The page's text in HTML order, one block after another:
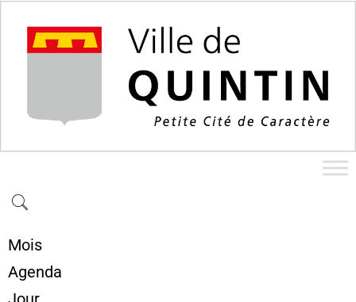
Mois
Agenda